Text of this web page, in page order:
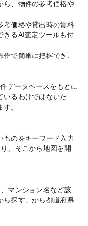
ら、物件の参考価格や
考価格や貸出時の賃料
きるAI査定ツールも付
で簡単に把握でき、
データベースをもとに
いるわけではないた
。
ものをキーワード入力
、そこから地図を開
マンション名など該
ら探す」から都道府県